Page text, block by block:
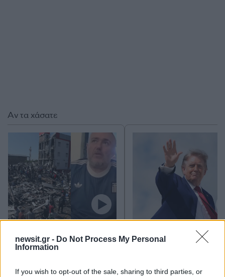
newsit.gr - Do Not Process My Personal
Information
If you wish to opt-out of the sale, sharing to third parties, or
Αν τα χάσατε
Σεισμός στην Κολομβία:
να κρατήσω την ισορροπία
μου» λέει Έλληνας στη
Τραμπ: Θέλω από το
αποζημιώσεις για
νεκρούς και